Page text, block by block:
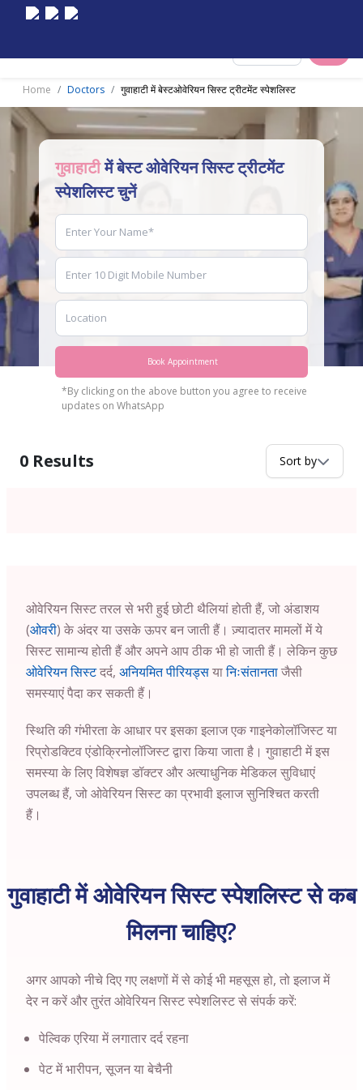
Home Doctors गुवाहाटी में बेस्टओवेरियन सिस्ट ट्रीटमेंट स्पेशलिस्ट
गुवाहाटीमें बेस्ट ओवेरियन सिस्ट ट्रीटमेंट
स्पेशलिस्ट चुनें
Book Appointment
*By clicking on the above button you agree to receive
updates on WhatsApp
0 Results Sort by
ओवेरियन सिस्ट तरल से भरी हुई छोटी थैलियां होती हैं, जो अंडाशय
(ओवरी) के अंदर या उसके ऊपर बन जाती हैं। ज़्यादातर मामलों में ये
सिस्ट सामान्य होती हैं और अपने आप ठीक भी हो जाती हैं। लेकिन कुछ
ओवेरियन सिस्टदर्द, अनियमित पीरियड्सयानिःसंतानताजैसी
समस्याएं पैदा कर सकती हैं।
स्थिति की गंभीरता के आधार पर इसका इलाज एक गाइनेकोलॉजिस्ट या
रिप्रोडक्टिव एंडोक्रिनोलॉजिस्ट द्वारा किया जाता है। गुवाहाटीमें इस
समस्या के लिए विशेषज्ञ डॉक्टर और अत्याधुनिक मेडिकल सुविधाएं
उपलब्ध हैं, जो ओवेरियन सिस्ट का प्रभावी इलाज सुनिश्चित करती
हैं।
गुवाहाटी में ओवेरियन सिस्ट स्पेशलिस्ट से कब
मिलना चाहिए?
अगर आपको नीचे दिए गए लक्षणों में से कोई भी महसूस हो, तो इलाज में
देर न करें और तुरंत ओवेरियन सिस्ट स्पेशलिस्ट से संपर्क करें:
पेल्विक एरिया में लगातार दर्द रहना
पेट में भारीपन, सूजन या बेचैनी